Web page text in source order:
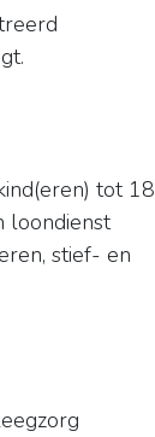
tot 18
loondienst
stief- en